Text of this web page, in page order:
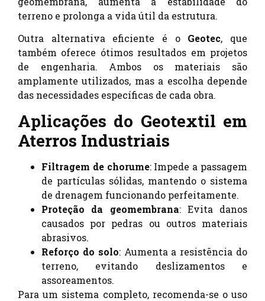
terreno e prolonga a vida útil da estrutura.
Outra alternativa eficiente é o Geotec, que
também oferece ótimos resultados em projetos
de engenharia. Ambos os materiais são
amplamente utilizados, mas a escolha depende
das necessidades específicas de cada obra.
Aplicações do Geotextil em
Aterros Industriais
Filtragem de chorume: Impede a passagem
de partículas sólidas, mantendo o sistema
de drenagem funcionando perfeitamente.
Proteção da geomembrana: Evita danos
causados por pedras ou outros materiais
abrasivos.
Reforço do solo: Aumenta a resistência do
terreno, evitando deslizamentos e
assoreamentos.
Para um sistema completo, recomenda-se o uso